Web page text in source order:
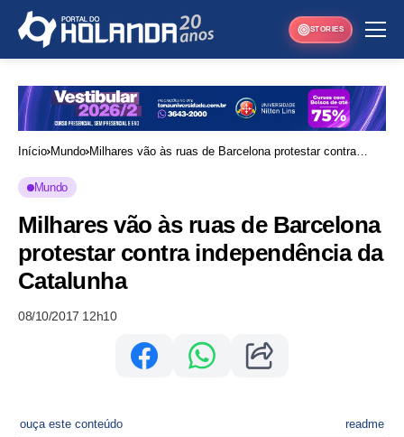
STORIES
Início Mundo Milhares vão às ruas de Barcelona protestar contra
Mundo
Milhares vão às ruas de Barcelona
protestar contra independência da
Catalunha
08/10/2017 12h10
ouça este conteúdo readme